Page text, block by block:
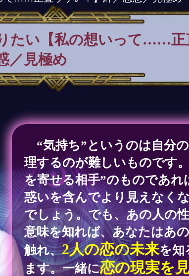
たい【私の想いって……正
／見極め
“気持ち”というのは自分
理するのが難しいものです
を寄せる相手”のものであれ
惑いを含んでより見えなく
でしょう。でも、あの人の
意味を知れば、あなたはあ
触れ、2人の恋の未来を知
ます。一緒に恋の現実を